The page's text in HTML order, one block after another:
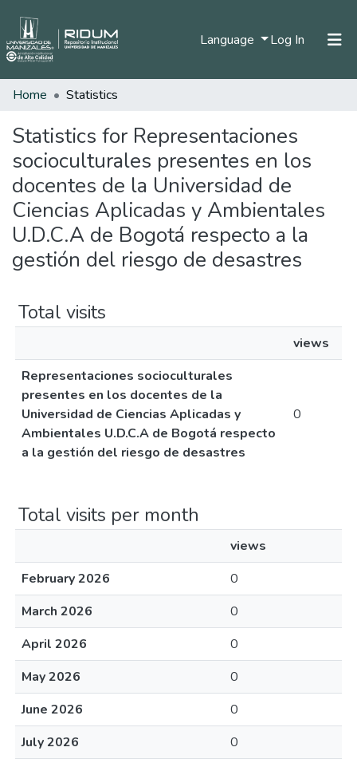
Language Log In (current)
Communities & Collections
All of DSpace
Home Statistics
Statistics for Representaciones
socioculturales presentes en los
docentes de la Universidad de
Ciencias Aplicadas y Ambientales
U.D.C.A de Bogotá respecto a la
gestión del riesgo de desastres
Total visits
views
Representaciones socioculturales
presentes en los docentes de la
Universidad de Ciencias Aplicadas y
Ambientales U.D.C.A de Bogotá respecto
a la gestión del riesgo de desastres
0
Total visits per month
views
February 2026
0
March 2026
0
April 2026
0
May 2026
0
June 2026
0
July 2026
0